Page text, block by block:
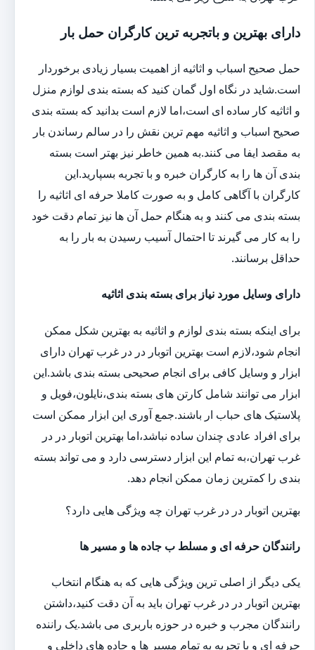
دارای بهترین و باتجربه ترین کارگران حمل بار
حمل صحیح اسباب و اثاثیه از اهمیت بسیار زیادی برخوردار
است.شاید در نگاه اول گمان کنید که بسته بندی لوازم منزل
و اثاثیه کار ساده ای است،اما لازم است بدانید که بسته بندی
صحیح اسباب و اثاثیه مهم ترین نقش را در سالم رساندن بار
به مقصد ایفا می کنند.به همین خاطر نیز بهتر است بسته
بندی آن ها را به کارگران خبره و با تجربه بسپارید.این
کارگران با آگاهی کامل و به صورت کاملا حرفه ای اثاثیه را
بسته بندی می کنند و به هنگام حمل آن ها نیز تمام دقت خود
را به کار می گیرند تا احتمال آسیب رسیدن به بار را به
حداقل برسانند.
دارای وسایل مورد نیاز برای بسته بندی اثاثیه
برای اینکه بسته بندی لوازم و اثاثیه به بهترین شکل ممکن
انجام شود،لازم است بهترین اتوبار در در غرب تهران دارای
ابزار و وسایل کافی برای انجام صحیحی بسته بندی باشد.این
ابزار می توانند شامل کارتن های بسته بندی،نایلون،فویل و
پلاستیک های حباب ار باشند.جمع آوری این ابزار ممکن است
برای افراد عادی چندان ساده نباشد،اما بهترین اتوبار در در
غرب تهران،به تمام این ابزار دسترسی دارد و می تواند بسته
بندی را کمترین زمان ممکن انجام دهد.
بهترین اتوبار در در غرب تهران چه ویژگی هایی دارد؟
رانندگان حرفه ای و مسلط ب جاده ها و مسیر ها
یکی دیگر از اصلی ترین ویژگی هایی که به هنگام انتخاب
بهترین اتوبار در در غرب تهران باید به آن دقت کنید،داشتن
رانندگان مجرب و خبره در حوزه باربری می باشد.یک راننده
حرفه ای و با تجربه به تمام مسیر ها و جاده های داخلی و